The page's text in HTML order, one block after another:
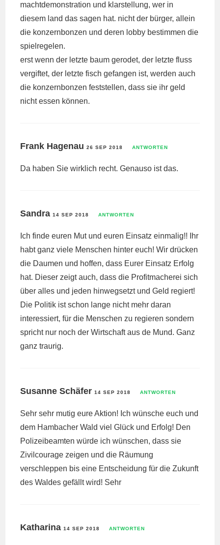
machtdemonstration und klarstellung, wer in
diesem land das sagen hat. nicht der bürger, allein
die konzernbonzen und deren lobby bestimmen die
spielregelen.
erst wenn der letzte baum gerodet, der letzte fluss
vergiftet, der letzte fisch gefangen ist, werden auch
die konzernbonzen feststellen, dass sie ihr geld
nicht essen können.
Frank Hagenau26 SEP 2018 ANTWORTEN
Da haben Sie wirklich recht. Genauso ist das.
Sandra14 SEP 2018 ANTWORTEN
Ich finde euren Mut und euren Einsatz einmalig!! Ihr
habt ganz viele Menschen hinter euch! Wir drücken
die Daumen und hoffen, dass Eurer Einsatz Erfolg
hat. Dieser zeigt auch, dass die Profitmacherei sich
über alles und jeden hinwegsetzt und Geld regiert!
Die Politik ist schon lange nicht mehr daran
interessiert, für die Menschen zu regieren sondern
spricht nur noch der Wirtschaft aus de Mund. Ganz
ganz traurig.
Susanne Schäfer14 SEP 2018 ANTWORTEN
Sehr sehr mutig eure Aktion! Ich wünsche euch und
dem Hambacher Wald viel Glück und Erfolg! Den
Polizeibeamten würde ich wünschen, dass sie
Zivilcourage zeigen und die Räumung
verschleppen bis eine Entscheidung für die Zukunft
des Waldes gefällt wird! Sehr
Katharina14 SEP 2018 ANTWORTEN